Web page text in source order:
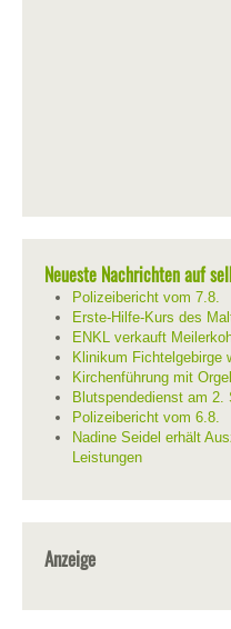
Neueste Nachrichten auf
Polizeibericht vom 7.8.
Erste-Hilfe-Kurs des
ENKL verkauft
Klinikum Fichtelgebirge
Kirchenführung mit
Blutspendedienst am 2.
Polizeibericht vom 6.8.
Nadine Seidel erhält
Leistungen
Anzeige